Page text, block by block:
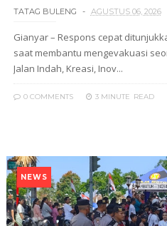
TATAG BULENG AGUSTUS 06, 2026
Gianyar – Respons cepat
saat membantu mengevakuasi
Jalan Indah, Kreasi, Inov...
0 COMMENTS 3 MINUTE READ
NEWS